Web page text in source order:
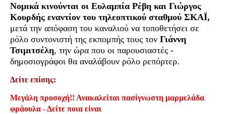
Νομικά κινούνται οι Ευλαμπία Ρέβη και Γιώργος
Κουρδής εναντίον του τηλεοπτικού σταθμού ΣΚΑΪ,
μετά την απόφαση του καναλιού να τοποθετήσει σε
ρόλο συντονιστή της εκπομπής τους τον Γιάννη
Τσιμιτσέλη, την ώρα που οι παρουσιαστές -
δημοσιογράφοι θα αναλάβουν ρόλο ρεπόρτερ.
Δείτε επίσης:
Μεγάλη προσοχή!! Ανακαλείται πασίγνωστη μαρμελάδα
φράουλα - Δείτε ποια είναι